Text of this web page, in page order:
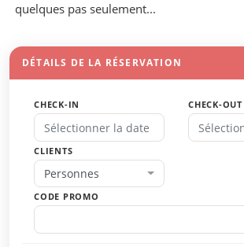
quelques pas seulement...
DÉTAILS DE LA RÉSERVATION
CHECK-IN CHECK-OUT
CLIENTS
Personnes
CODE PROMO